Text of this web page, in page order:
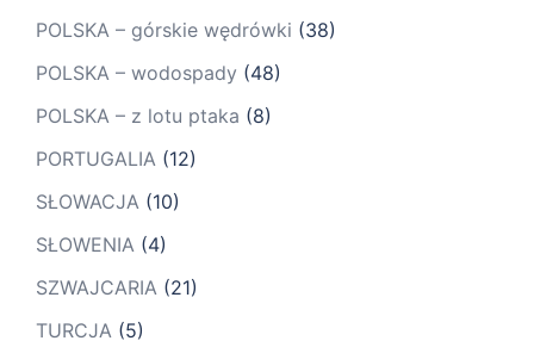
POLSKA – górskie wędrówki (38)
POLSKA – wodospady (48)
POLSKA – z lotu ptaka (8)
PORTUGALIA (12)
SŁOWACJA (10)
SŁOWENIA (4)
SZWAJCARIA (21)
TURCJA (5)